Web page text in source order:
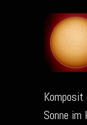
Komposit
Sonne im